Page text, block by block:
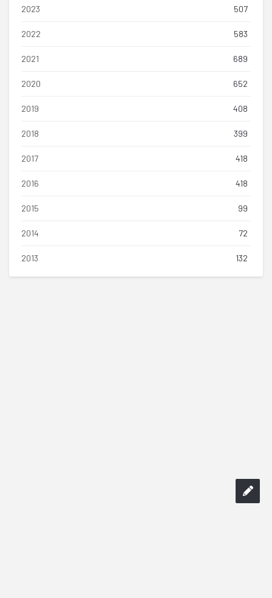
2023 507
2022 583
2021 689
2020 652
2019 408
2018 399
2017 418
2016 418
2015 99
2014 72
2013 132